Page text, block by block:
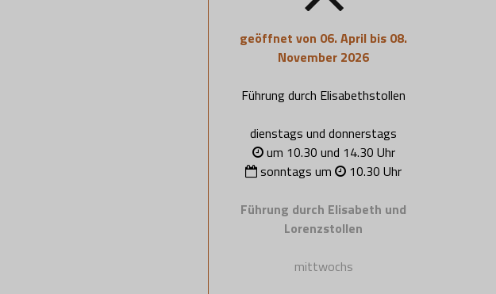
geöffnet von 06. April bis 08.
November 2026
Führung durch Elisabethstollen
dienstags und donnerstags
um 10.30 und 14.30 Uhr
sonntags um
10.30 Uhr
Führung durch Elisabeth und
Lorenzstollen
mittwochs